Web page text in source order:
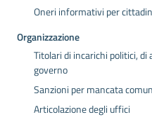
Oneri informativi per
Organizzazione
Titolari di incarichi politici,
governo
Sanzioni per mancata
Articolazione degli uffici